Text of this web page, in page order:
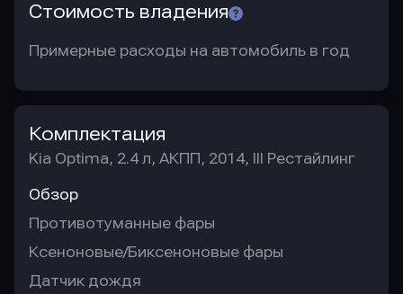
Стоимость владения
Примерные расходы на автомобиль в год
Комплектация
Kia Optima, 2.4 л, АКПП, 2014, III Рестайлинг
Обзор
Противотуманные фары
Ксеноновые/Биксеноновые фары
Датчик дождя